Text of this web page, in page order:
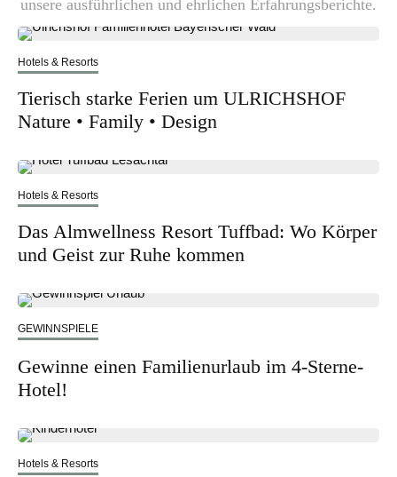
unsere ausführlichen und ehrlichen Erfahrungsberichte.
Hotels & Resorts
Tierisch starke Ferien um ULRICHSHOF
Nature • Family • Design
Hotels & Resorts
Das Almwellness Resort Tuffbad: Wo Körper
und Geist zur Ruhe kommen
GEWINNSPIELE
Gewinne einen Familienurlaub im 4-Sterne-
Hotel!
Hotels & Resorts